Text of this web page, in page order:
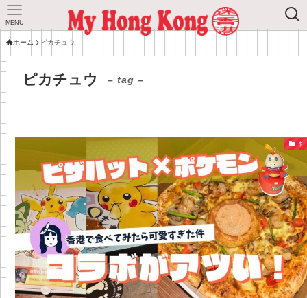
MENU
ホーム ピカチュウ
ピカチュウ – tag –
＄